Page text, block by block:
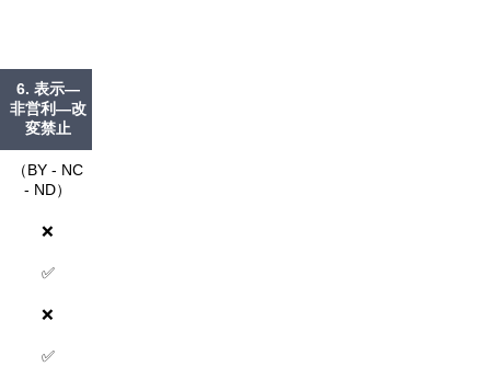
6. 表示—
非営利—改
変禁止
（BY - NC
- ND）
❌
✅
❌
✅